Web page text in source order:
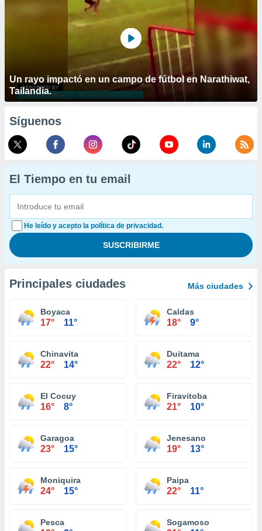
Un rayo impactó en un campo de fútbol en Narathiwat,
Tailandia.
Síguenos
El Tiempo en tu email
He leído y acepto la política de privacidad.
Principales ciudades Más ciudades
Boyaca
17° 11°
Caldas
18° 9°
Chinavita
22° 14°
Duitama
22° 12°
El Cocuy
16° 8°
Firavitoba
21° 10°
Garagoa
23° 15°
Jenesano
19° 13°
Moniquira
24° 15°
Paipa
22° 11°
Pesca Sogamoso